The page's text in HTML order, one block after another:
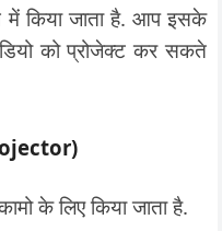
में किया जाता है. आप इसके
को प्रोजेक्ट कर सकते
के लिए किया जाता है.